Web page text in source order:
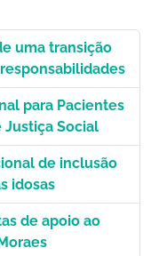
uma transição
para Pacientes
Justiça Social
de inclusão
idosas
de apoio ao